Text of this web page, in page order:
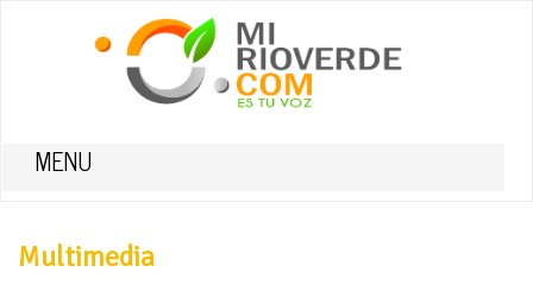
MENU
Multimedia